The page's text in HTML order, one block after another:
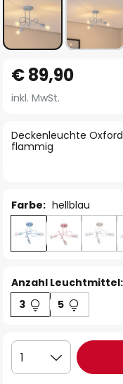
Anfang
der
springen
Deckenleuchte
flammig
€ 89,90
inkl. MwSt.
Farbe: hellblau
Anzahl Leuchtmittel:
3
5
1